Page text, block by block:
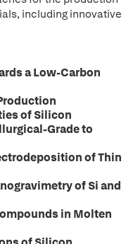
including innovative
a Low-Carbon
of Silicon
Grade to
of Thin
of Si and
in Molten